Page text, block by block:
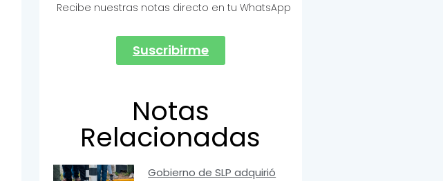
Recibe nuestras notas directo en tu WhatsApp
Suscribirme
Notas
Relacionadas
Gobierno de SLP adquirió